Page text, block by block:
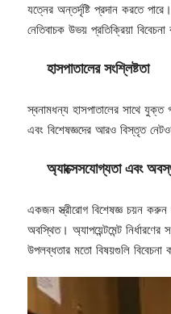
যত্নের অন্তর্দৃষ্টি প্রদান করতে
নেতিবাচক উভয় প্রতিক্রিয়া
হাসপাতালের সংশ্লিষ্টতা
স্বনামধন্য হাসপাতালের সাথে
এবং বিশেষজ্ঞদের আরও বিস্তৃত
অ্যাক্সেসযোগ্যতা এবং
একজন স্ত্রীরোগ বিশেষজ্ঞ চয়ন করুন
অবস্থিত। অ্যাপয়েন্টমেন্ট
উপলব্ধতার মতো বিষয়গুলি